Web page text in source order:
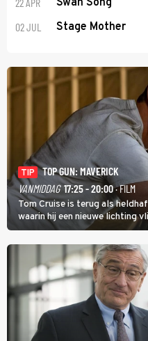
02 JUL Stage Mother
TIP
TOP GUN: MAVERICK
VANMIDDAG 17:25 - 20:00· FILM
Tom Cruise is terug als
waarin hij een nieuwe lichting
werk.